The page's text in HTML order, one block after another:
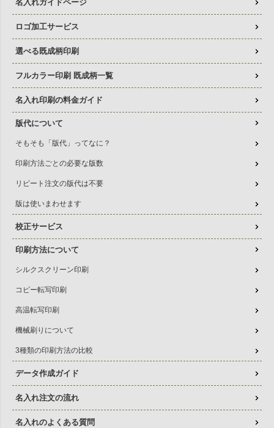
名入れガイドページ
ロゴ加工サービス
選べる既成柄印刷
フルカラー印刷 既成柄一覧
名入れ印刷の料金ガイド
版代について
そもそも「版代」ってなに？
印刷方法ごとの必要な版数
リピート注文の版代は不要
版は使いまわせます
校正サービス
印刷方法について
シルクスクリーン印刷
コピー転写印刷
高温転写印刷
機械刷りについて
3種類の印刷方法の比較
データ作成ガイド
名入れ注文の流れ
名入れのよくある質問